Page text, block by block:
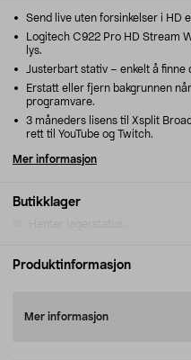
Butikklager
Send live uten forsinkelser i HD
Logitech C922 Pro HD Stream
lys.
Justerbart stativ – enkelt å finne
Erstatt eller fjern bakgrunnen
programvare.
3 måneders lisens til Xsplit
rett til YouTube og Twitch.
Mer informasjon
Produktinformasjon
Mer informasjon